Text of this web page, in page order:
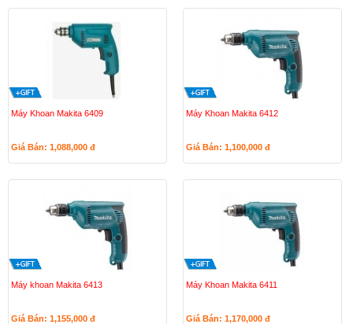
Máy Khoan Makita 6409
Giá Bán: 1,088,000 đ
Máy Khoan Makita 6412
Giá Bán: 1,100,000 đ
Máy khoan Makita 6413
Giá Bán: 1,155,000 đ
Máy Khoan Makita 6411
Giá Bán: 1,170,000 đ